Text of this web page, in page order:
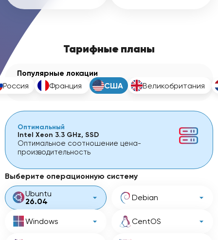
Тарифные планы
Популярные локации
Россия
Франция США Великобритания
Оптимальный
Intel Xeon 3.3 GHz, SSD
Оптимальное соотношение цена-
производительность
Выберите операционную систему
Ubuntu
26.04
Debian
Windows CentOS